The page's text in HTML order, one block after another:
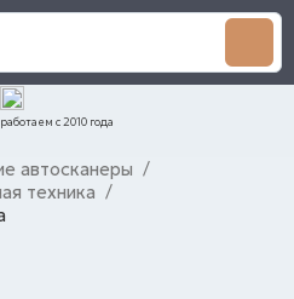
работаем с 2010 года
автосканеры /
техника /